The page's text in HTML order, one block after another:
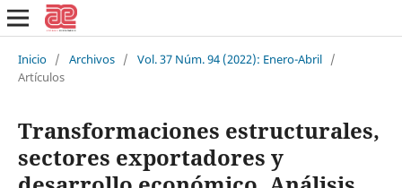
Inicio / Archivos / Vol. 37 Núm. 94 (2022): Enero-Abril /
Artículos
Transformaciones estructurales,
sectores exportadores y